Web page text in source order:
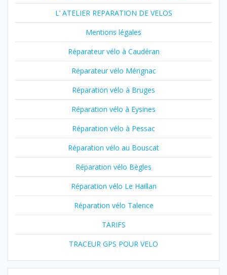
L’ ATELIER REPARATION DE VELOS
Mentions légales
Réparateur vélo à Caudéran
Réparateur vélo Mérignac
Réparation vélo à Bruges
Réparation vélo à Eysines
Réparation vélo à Pessac
Réparation vélo au Bouscat
Réparation vélo Bègles
Réparation vélo Le Haillan
Réparation vélo Talence
TARIFS
TRACEUR GPS POUR VELO